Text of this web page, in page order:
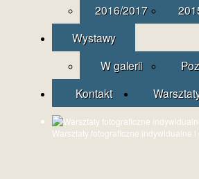
2016/2017
Wystawy
W galerii
Kontakt
Warsztaty fotograficzne indywidualne